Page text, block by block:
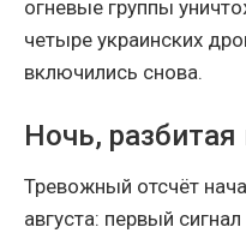
огневые группы
четыре украинских
включились снова.
Ночь, разбитая
Тревожный отсчёт
августа: первый